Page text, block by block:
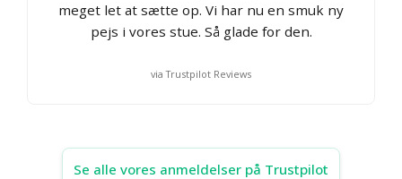
meget let at sætte op. Vi har nu en smuk ny
pejs i vores stue. Så glade for den.
via Trustpilot Reviews
Se alle vores anmeldelser på Trustpilot